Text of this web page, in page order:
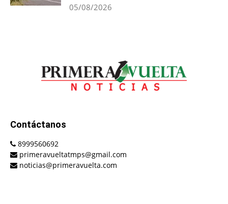
05/08/2026
Contáctanos
8999560692
primeravueltatmps@gmail.com
noticias@primeravuelta.com